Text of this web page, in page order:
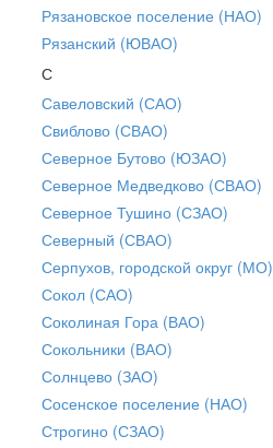
Рязановское поселение (НАО)
Рязанский (ЮВАО)
С
Савеловский (САО)
Свиблово (СВАО)
Северное Бутово (ЮЗАО)
Северное Медведково (СВАО)
Северное Тушино (СЗАО)
Северный (СВАО)
Серпухов, городской округ (МО)
Сокол (САО)
Соколиная Гора (ВАО)
Сокольники (ВАО)
Солнцево (ЗАО)
Сосенское поселение (НАО)
Строгино (СЗАО)